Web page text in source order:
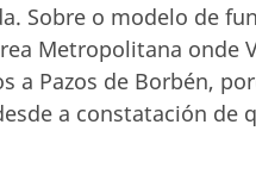
Sobre o modelo de
Metropolitana onde
a Pazos de Borbén,
a constatación de